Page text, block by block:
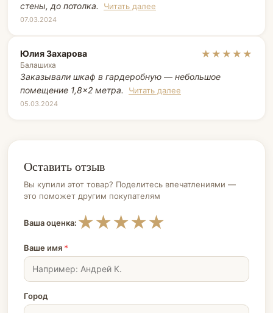
стены, до потолка.
Читать далее
07.03.2024
Юлия Захарова
Балашиха
★★★★★
Заказывали шкаф в гардеробную — небольшое
помещение 1,8×2 метра.
Читать далее
05.03.2024
Оставить отзыв
Вы купили этот товар? Поделитесь впечатлениями —
это поможет другим покупателям
Ваша оценка: ★
★
★
★
★
Ваше имя *
Город